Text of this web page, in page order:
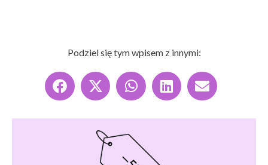
Podziel się tym wpisem z innymi: